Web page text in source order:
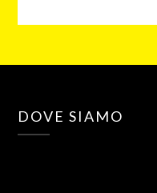
DOVE SIAMO